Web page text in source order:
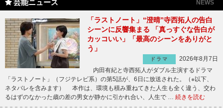
芸能ニュース NEWS
「ラストノート」“澄晴”寺西拓人の告白
シーンに反響集まる 「真っすぐな告白が
カッコいい」「最高のシーンをありがと
う」
ドラマ
2026年8月7日
内田有紀と寺西拓人がダブル主演するドラマ
「ラストノート」（フジテレビ系）の第5話が、6日に放送された。（※以下、
ネタバレを含みます） 本作は、環境も積み重ねてきた人生も全く違う、交わ
るはずのなかった歳の差の男女が静かに引かれ合い、人生で … 続きを読む